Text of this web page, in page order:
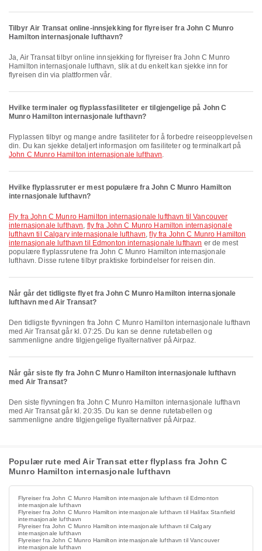
Tilbyr Air Transat online-innsjekking for flyreiser fra John C Munro
Hamilton internasjonale lufthavn?
Ja, Air Transat tilbyr online innsjekking for flyreiser fra John C Munro
Hamilton internasjonale lufthavn, slik at du enkelt kan sjekke inn for
flyreisen din via plattformen vår.
Hvilke terminaler og flyplassfasiliteter er tilgjengelige på John C
Munro Hamilton internasjonale lufthavn?
Flyplassen tilbyr og mange andre fasiliteter for å forbedre reiseopplevelsen
din. Du kan sjekke detaljert informasjon om fasiliteter og terminalkart på
John C Munro Hamilton internasjonale lufthavn.
Hvilke flyplassruter er mest populære fra John C Munro Hamilton
internasjonale lufthavn?
fly fra John C Munro Hamilton internasjonale lufthavn til Vancouver
internasjonale lufthavn, fly fra John C Munro Hamilton internasjonale
lufthavn til Calgary internasjonale lufthavn,fly fra John C Munro Hamilton
internasjonale lufthavn til Edmonton internasjonale lufthavn er de mest
populære flyplassrutene fra John C Munro Hamilton internasjonale
lufthavn. Disse rutene tilbyr praktiske forbindelser for reisen din.
Når går det tidligste flyet fra John C Munro Hamilton internasjonale
lufthavn med Air Transat?
Den tidligste flyvningen fra John C Munro Hamilton internasjonale lufthavn
med Air Transat går kl. 07:25. Du kan se denne rutetabellen og
sammenligne andre tilgjengelige flyalternativer på Airpaz.
Når går siste fly fra John C Munro Hamilton internasjonale lufthavn
med Air Transat?
Den siste flyvningen fra John C Munro Hamilton internasjonale lufthavn
med Air Transat går kl. 20:35. Du kan se denne rutetabellen og
sammenligne andre tilgjengelige flyalternativer på Airpaz.
Populær rute med Air Transat etter flyplass fra John C
Munro Hamilton internasjonale lufthavn
Flyreiser fra John C Munro Hamilton internasjonale lufthavn til Edmonton
internasjonale lufthavn
Flyreiser fra John C Munro Hamilton internasjonale lufthavn til Halifax Stanfield
internasjonale lufthavn
Flyreiser fra John C Munro Hamilton internasjonale lufthavn til Calgary
internasjonale lufthavn
Flyreiser fra John C Munro Hamilton internasjonale lufthavn til Vancouver
internasjonale lufthavn